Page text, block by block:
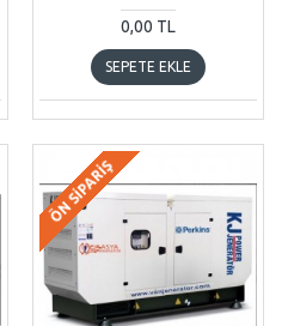
0,00 TL
SEPETE EKLE
ÖN SIPARIŞ